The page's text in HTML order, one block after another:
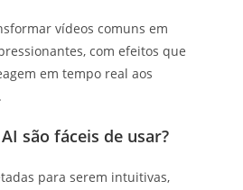
vídeos comuns em
com efeitos que
em tempo real aos
são fáceis de usar?
para serem intuitivas,